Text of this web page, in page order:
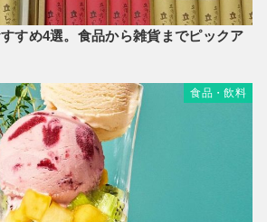
すめ4選。食品から雑貨までピックア
食品・飲料